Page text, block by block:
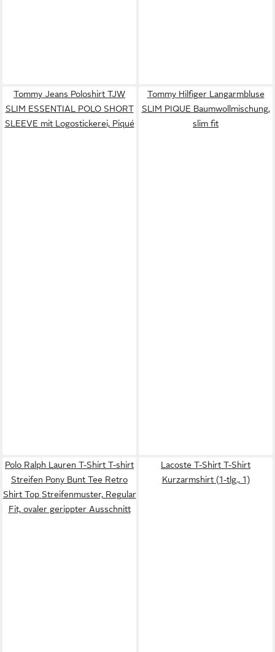
Tommy Jeans Poloshirt TJW
SLIM ESSENTIAL POLO SHORT
SLEEVE mit Logostickerei, Piqué
Tommy Hilfiger Langarmbluse
SLIM PIQUE Baumwollmischung,
slim fit
Polo Ralph Lauren T-Shirt T-shirt
Streifen Pony Bunt Tee Retro
Shirt Top Streifenmuster, Regular
Fit, ovaler gerippter Ausschnitt
Lacoste T-Shirt T-Shirt
Kurzarmshirt (1-tlg., 1)